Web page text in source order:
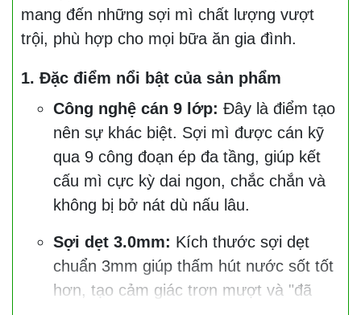
mang đến những sợi mì chất lượng vượt
trội, phù hợp cho mọi bữa ăn gia đình.
1. Đặc điểm nổi bật của sản phẩm
Công nghệ cán 9 lớp: Đây là điểm tạo
nên sự khác biệt. Sợi mì được cán kỹ
qua 9 công đoạn ép đa tầng, giúp kết
cấu mì cực kỳ dai ngon, chắc chắn và
không bị bở nát dù nấu lâu.
Sợi dẹt 3.0mm: Kích thước sợi dẹt
chuẩn 3mm giúp thấm hút nước sốt tốt
hơn, tạo cảm giác trơn mượt và "đã